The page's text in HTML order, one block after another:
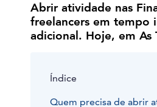
Abrir atividade nas
freelancers em tempo
adicional. Hoje, em As
Índice
Quem precisa de abrir